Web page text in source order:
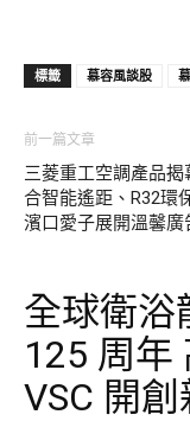
標籤 慕容風談股
前一篇文章
三菱重工空調產品揭
合智能遙距、R32環
濱口愛子展開溫馨廣
全球衛浴
125 周年
VSC 開